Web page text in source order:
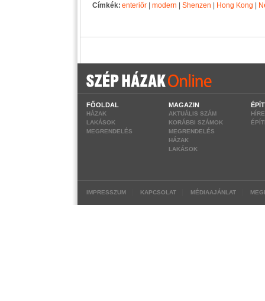
Címkék:enteriőr modern Shenzen Hong Kong
FŐOLDAL
HÁZAK
LAKÁSOK
MEGRENDELÉS
MAGAZIN
AKTUÁLIS SZÁM
KORÁBBI SZÁMOK
MEGRENDELÉS
HÁZAK
LAKÁSOK
IMPRESSZUM KAPCSOLAT MÉDIAAJÁNLAT